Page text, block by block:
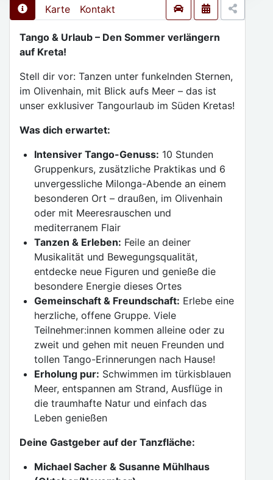
Karte Kontakt
Tango & Urlaub – Den Sommer verlängern
auf Kreta!
Stell dir vor: Tanzen unter funkelnden Sternen,
im Olivenhain, mit Blick aufs Meer – das ist
unser exklusiver Tangourlaub im Süden Kretas!
Was dich erwartet:
Intensiver Tango-Genuss: 10 Stunden
Gruppenkurs, zusätzliche Praktikas und 6
unvergessliche Milonga-Abende an einem
besonderen Ort – draußen, im Olivenhain
oder mit Meeresrauschen und
mediterranem Flair
Tanzen & Erleben: Feile an deiner
Musikalität und Bewegungsqualität,
entdecke neue Figuren und genieße die
besondere Energie dieses Ortes
Gemeinschaft & Freundschaft: Erlebe eine
herzliche, offene Gruppe. Viele
Teilnehmer:innen kommen alleine oder zu
zweit und gehen mit neuen Freunden und
tollen Tango-Erinnerungen nach Hause!
Erholung pur: Schwimmen im türkisblauen
Meer, entspannen am Strand, Ausflüge in
die traumhafte Natur und einfach das
Leben genießen
Deine Gastgeber auf der Tanzfläche:
Michael Sacher & Susanne Mühlhaus